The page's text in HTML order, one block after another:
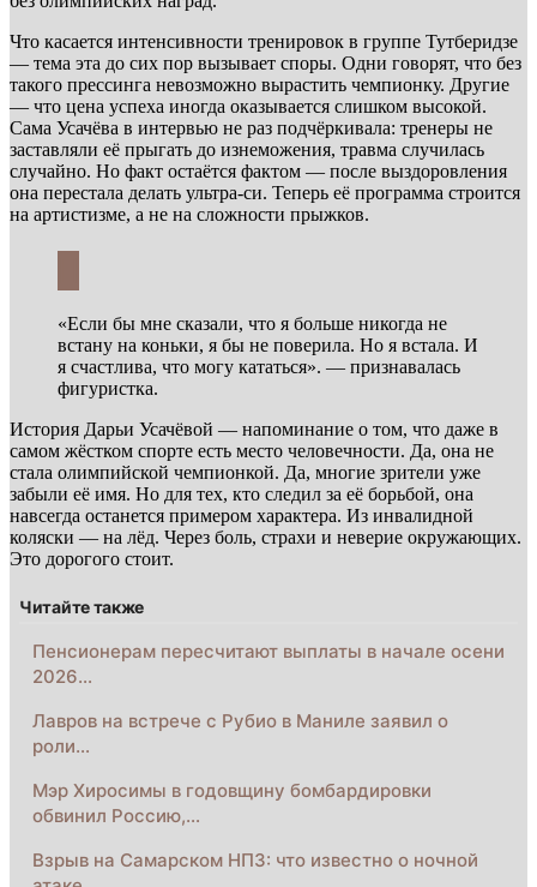
Что касается интенсивности тренировок в группе Тутберидзе
— тема эта до сих пор вызывает споры. Одни говорят, что без
такого прессинга невозможно вырастить чемпионку. Другие
— что цена успеха иногда оказывается слишком высокой.
Сама Усачёва в интервью не раз подчёркивала: тренеры не
заставляли её прыгать до изнеможения, травма случилась
случайно. Но факт остаётся фактом — после выздоровления
она перестала делать ультра-си. Теперь её программа строится
на артистизме, а не на сложности прыжков.
«Если бы мне сказали, что я больше никогда не
встану на коньки, я бы не поверила. Но я встала. И
я счастлива, что могу кататься». — признавалась
фигуристка.
История Дарьи Усачёвой — напоминание о том, что даже в
самом жёстком спорте есть место человечности. Да, она не
стала олимпийской чемпионкой. Да, многие зрители уже
забыли её имя. Но для тех, кто следил за её борьбой, она
навсегда останется примером характера. Из инвалидной
коляски — на лёд. Через боль, страхи и неверие окружающих.
Это дорогого стоит.
Читайте также
Пенсионерам пересчитают выплаты в начале осени
2026…
Лавров на встрече с Рубио в Маниле заявил о
роли…
Мэр Хиросимы в годовщину бомбардировки
обвинил Россию,…
Взрыв на Самарском НПЗ: что известно о ночной